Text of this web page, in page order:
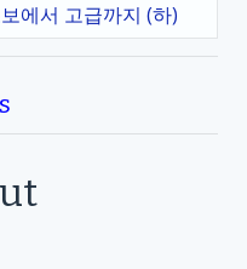
에서 고급까지 (하)